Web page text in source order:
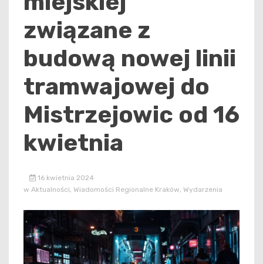
związane z
budową nowej linii
tramwajowej do
Mistrzejowic od 16
kwietnia
16 kwietnia 2024
w Aktualności, Wiadomości Regionalne Kraków, Wydarzenia